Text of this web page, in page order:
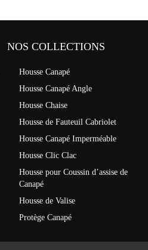
NOS COLLECTIONS
Housse Canapé
Housse Canapé Angle
Housse Chaise
Housse de Fauteuil Cabriolet
Housse Canapé Imperméable
Housse Clic Clac
Housse pour Coussin d’assise de
Canapé
Housse de Valise
Protège Canapé